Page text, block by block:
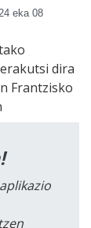
eka 08
dira
Frantzisko